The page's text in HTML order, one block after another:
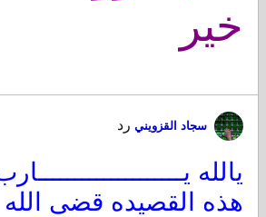
خير
سجاد القزويني رد
يالله
هذه القصيده قضى الله